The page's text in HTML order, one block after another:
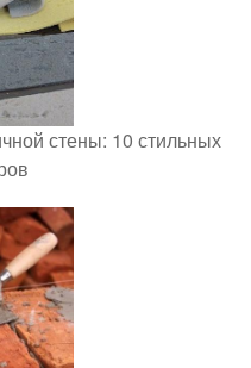
стены: 10 стильных